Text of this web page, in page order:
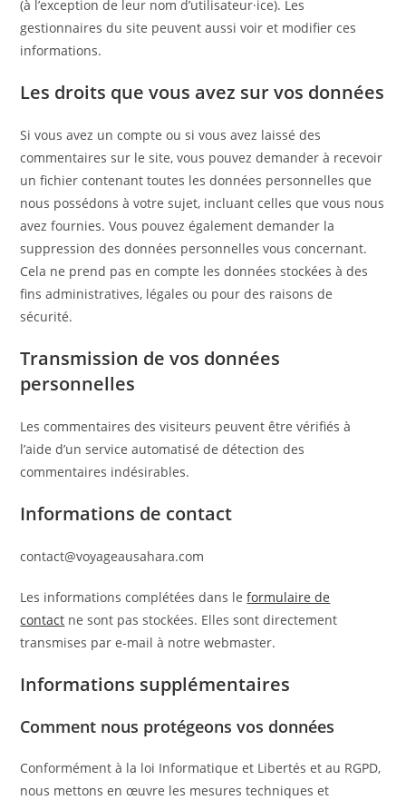
(à l’exception de leur nom d’utilisateur·ice). Les
gestionnaires du site peuvent aussi voir et modifier ces
informations.
Les droits que vous avez sur vos données
Si vous avez un compte ou si vous avez laissé des
commentaires sur le site, vous pouvez demander à recevoir
un fichier contenant toutes les données personnelles que
nous possédons à votre sujet, incluant celles que vous nous
avez fournies. Vous pouvez également demander la
suppression des données personnelles vous concernant.
Cela ne prend pas en compte les données stockées à des
fins administratives, légales ou pour des raisons de
sécurité.
Transmission de vos données
personnelles
Les commentaires des visiteurs peuvent être vérifiés à
l’aide d’un service automatisé de détection des
commentaires indésirables.
Informations de contact
contact@voyageausahara.com
Les informations complétées dans leformulaire de
contact ne sont pas stockées. Elles sont directement
transmises par e-mail à notre webmaster.
Informations supplémentaires
Comment nous protégeons vos données
Conformément à la loi Informatique et Libertés et au RGPD,
nous mettons en œuvre les mesures techniques et